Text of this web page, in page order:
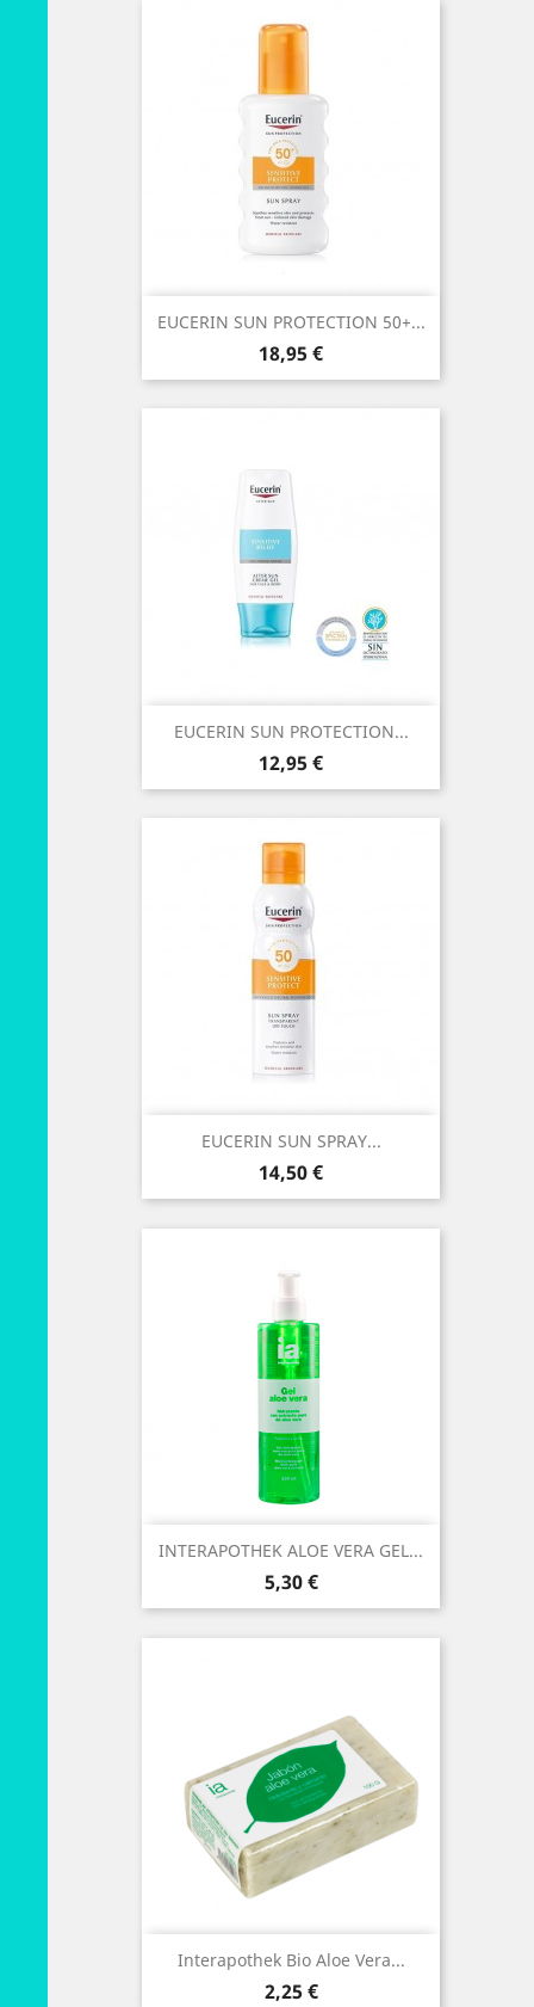
EUCERIN SUN PROTECTION 50+...
Preço
18,95 €
EUCERIN SUN PROTECTION...
Preço
12,95 €
EUCERIN SUN SPRAY...
Preço
14,50 €
INTERAPOTHEK ALOE VERA GEL...
Preço
5,30 €
Interapothek Bio Aloe Vera...
Preço
2,25 €